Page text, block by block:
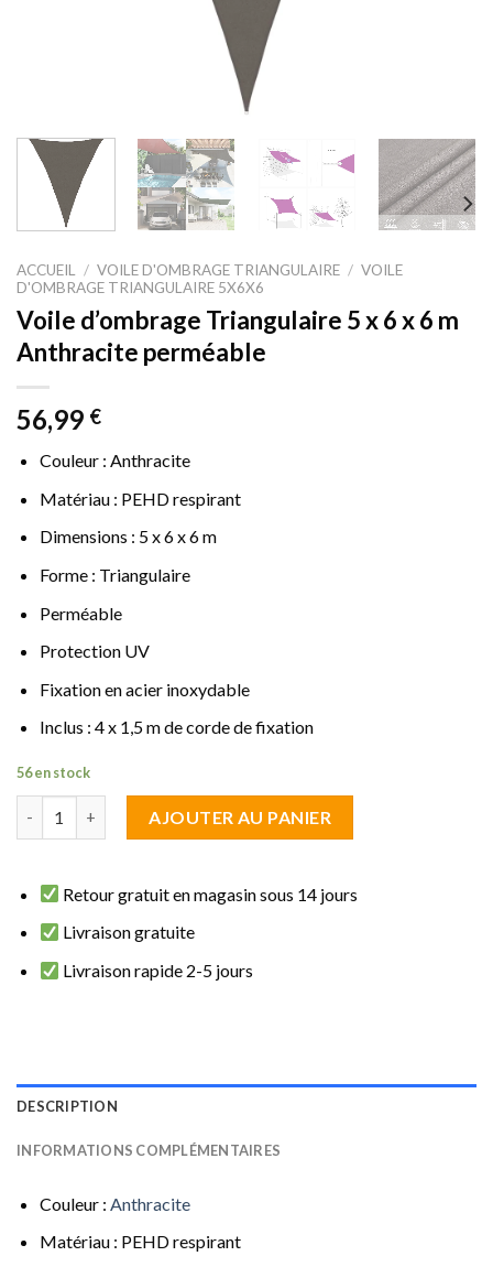
ACCUEIL / VOILE D'OMBRAGE TRIANGULAIRE / VOILE
D'OMBRAGE TRIANGULAIRE 5X6X6
Voile d’ombrage Triangulaire 5 x 6 x 6 m
Anthracite perméable
56,99 €
Couleur : Anthracite
Matériau : PEHD respirant
Dimensions : 5 x 6 x 6 m
Forme : Triangulaire
Perméable
Protection UV
Fixation en acier inoxydable
Inclus : 4 x 1,5 m de corde de fixation
56 en stock
AJOUTER AU PANIER
Retour gratuit en magasin sous 14 jours
Livraison gratuite
Livraison rapide 2-5 jours
DESCRIPTION
INFORMATIONS COMPLÉMENTAIRES
Couleur : Anthracite
Matériau : PEHD respirant